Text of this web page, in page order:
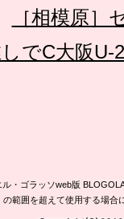
［相模原］
でC大阪U-
・ゴラッソweb版
範囲を超えて使用する場